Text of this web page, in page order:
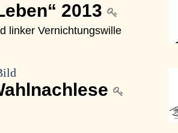
2013
linker Vernichtungswille